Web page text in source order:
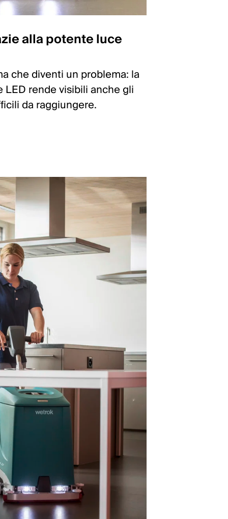
alla potente luce
che diventi un problema: la
rende visibili anche gli
da raggiungere.